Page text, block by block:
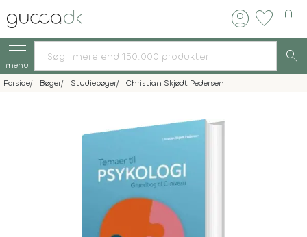
account_circle favorite shopping_bag
menu search
Forside Bøger Studiebøger Christian Skjødt Pedersen